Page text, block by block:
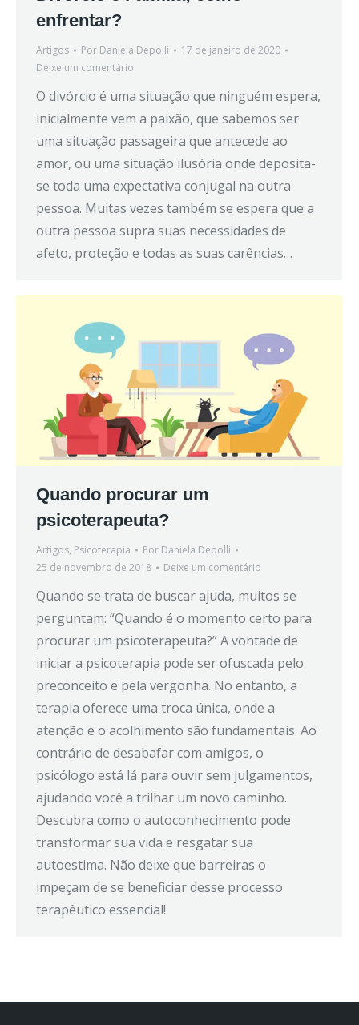
enfrentar?
Artigos Por Daniela Depolli
17 de janeiro de 2020
Deixe um comentário
O divórcio é uma situação que ninguém espera,
inicialmente vem a paixão, que sabemos ser
uma situação passageira que antecede ao
amor, ou uma situação ilusória onde deposita-
se toda uma expectativa conjugal na outra
pessoa. Muitas vezes também se espera que a
outra pessoa supra suas necessidades de
afeto, proteção e todas as suas carências…
Quando procurar um
psicoterapeuta?
Artigos, Psicoterapia Por Daniela Depolli
25 de novembro de 2018
Deixe um comentário
Quando se trata de buscar ajuda, muitos se
perguntam: “Quando é o momento certo para
procurar um psicoterapeuta?” A vontade de
iniciar a psicoterapia pode ser ofuscada pelo
preconceito e pela vergonha. No entanto, a
terapia oferece uma troca única, onde a
atenção e o acolhimento são fundamentais. Ao
contrário de desabafar com amigos, o
psicólogo está lá para ouvir sem julgamentos,
ajudando você a trilhar um novo caminho.
Descubra como o autoconhecimento pode
transformar sua vida e resgatar sua
autoestima. Não deixe que barreiras o
impeçam de se beneficiar desse processo
terapêutico essencial!